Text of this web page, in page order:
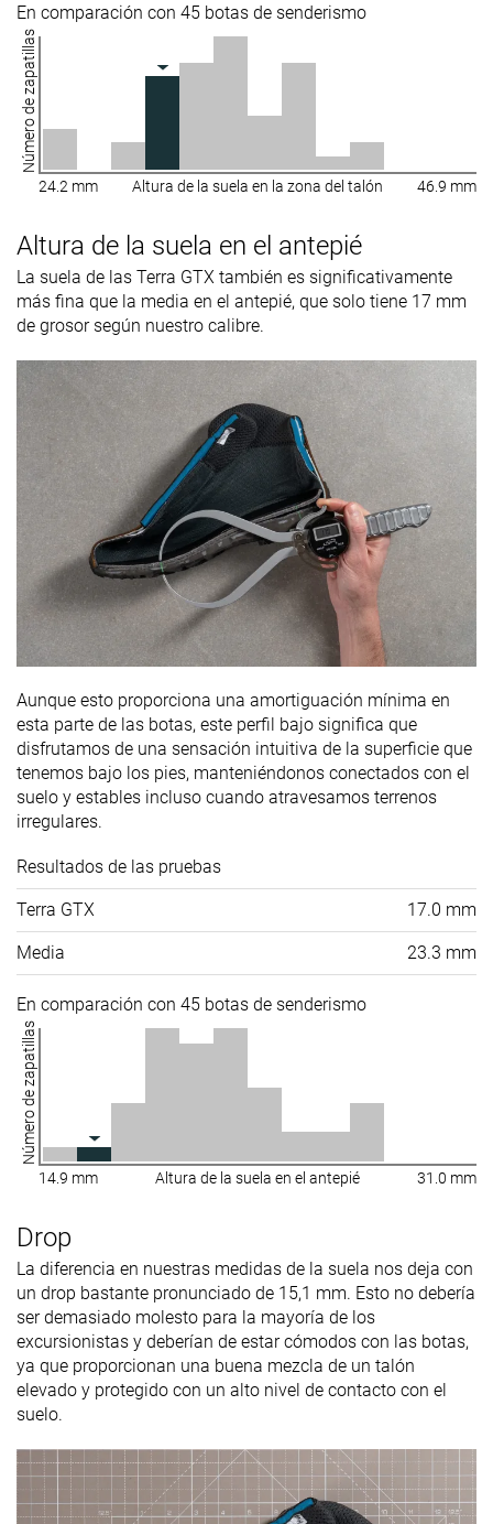
En comparación con 45 botas de senderismo
Número de zapatillas
24.2 mm Altura de la suela en la zona del talón 46.9 mm
Altura de la suela en el antepié
La suela de las Terra GTX también es significativamente
más fina que la media en el antepié, que solo tiene 17 mm
de grosor según nuestro calibre.
Aunque esto proporciona una amortiguación mínima en
esta parte de las botas, este perfil bajo significa que
disfrutamos de una sensación intuitiva de la superficie que
tenemos bajo los pies, manteniéndonos conectados con el
suelo y estables incluso cuando atravesamos terrenos
irregulares.
Resultados de las pruebas
Terra GTX 17.0 mm
Media 23.3 mm
En comparación con 45 botas de senderismo
Número de zapatillas
14.9 mm Altura de la suela en el antepié 31.0 mm
Drop
La diferencia en nuestras medidas de la suela nos deja con
un drop bastante pronunciado de 15,1 mm. Esto no debería
ser demasiado molesto para la mayoría de los
excursionistas y deberían de estar cómodos con las botas,
ya que proporcionan una buena mezcla de un talón
elevado y protegido con un alto nivel de contacto con el
suelo.